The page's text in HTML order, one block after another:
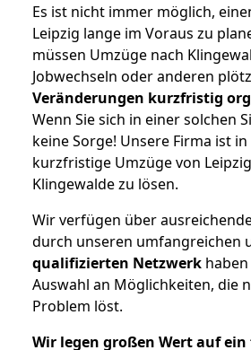
Es ist nicht immer möglich,
Leipzig lange im Voraus zu
müssen Umzüge nach
Jobwechseln oder anderen
Veränderungen kurzfristig
Wenn Sie sich in einer solchen
keine Sorge! Unsere Firma ist
kurzfristige Umzüge von
Klingewalde zu lösen.
Wir verfügen über
durch unseren umfangreichen
qualifizierten Netzwerk
Auswahl an Möglichkeiten, die
Problem löst.
Wir legen großen Wert auf ein